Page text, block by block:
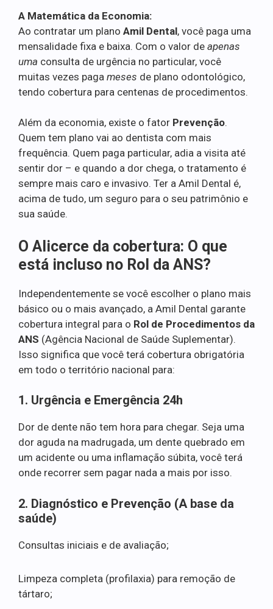
A Matemática da Economia:
Ao contratar um plano Amil Dental, você paga uma
mensalidade fixa e baixa. Com o valor de apenas
uma consulta de urgência no particular, você
muitas vezes paga meses de plano odontológico,
tendo cobertura para centenas de procedimentos.
Além da economia, existe o fator Prevenção.
Quem tem plano vai ao dentista com mais
frequência. Quem paga particular, adia a visita até
sentir dor – e quando a dor chega, o tratamento é
sempre mais caro e invasivo. Ter a Amil Dental é,
acima de tudo, um seguro para o seu patrimônio e
sua saúde.
O Alicerce da cobertura: O que
está incluso no Rol da ANS?
Independentemente se você escolher o plano mais
básico ou o mais avançado, a Amil Dental garante
cobertura integral para o Rol de Procedimentos da
ANS (Agência Nacional de Saúde Suplementar).
Isso significa que você terá cobertura obrigatória
em todo o território nacional para:
1. Urgência e Emergência 24h
Dor de dente não tem hora para chegar. Seja uma
dor aguda na madrugada, um dente quebrado em
um acidente ou uma inflamação súbita, você terá
onde recorrer sem pagar nada a mais por isso.
2. Diagnóstico e Prevenção (A base da
saúde)
Consultas iniciais e de avaliação;
Limpeza completa (profilaxia) para remoção de
tártaro;